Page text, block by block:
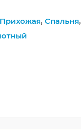
Прихожая, Спальня,